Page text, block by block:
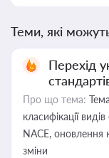
Теми, які
Перехід
Про що тема:
класифікації
NACE, оновлення
зміни